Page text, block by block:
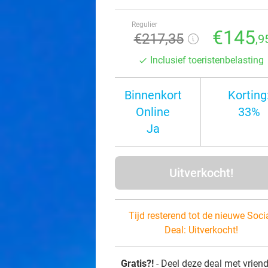
Regulier
€217,35 €145
Inclusief toeristenbelasting
Binnenkort
Online
Ja
33%
Uitverkocht!
Tijd resterend tot de nieuwe
Deal: Uitverkocht!
Gratis?! - Deel deze deal met